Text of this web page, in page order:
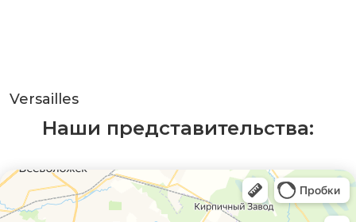
Versailles
Наши представительства: